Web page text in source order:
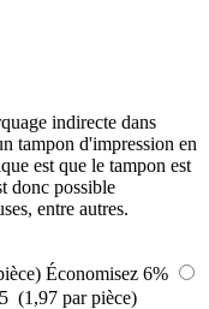
indirecte dans
tampon d'impression en
est que le tampon est
donc possible
entre autres.
Économisez 6%
(1,97 par pièce)